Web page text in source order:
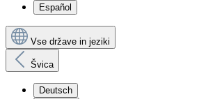
Español
Vse države in jeziki
Švica
Deutsch